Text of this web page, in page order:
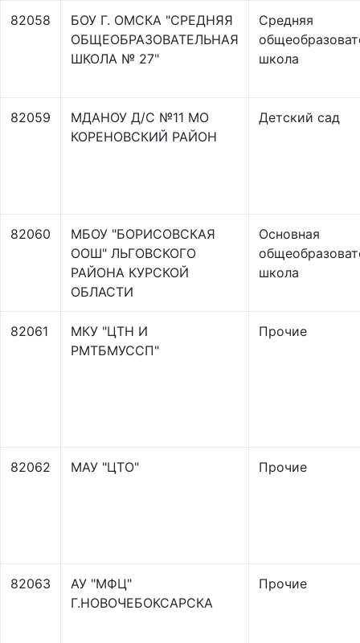
82058
БОУ Г. ОМСКА "СРЕДНЯЯ
ОБЩЕОБРАЗОВАТЕЛЬНАЯ
ШКОЛА № 27"
Средняя
школа
82059
МДАНОУ Д/С №11 МО
КОРЕНОВСКИЙ РАЙОН
Детский сад
82060
МБОУ "БОРИСОВСКАЯ
ООШ" ЛЬГОВСКОГО
РАЙОНА КУРСКОЙ
ОБЛАСТИ
Основная
школа
82061
МКУ "ЦТН И
РМТБМУССП"
Прочие
82062 МАУ "ЦТО" Прочие
82063
АУ "МФЦ"
Г.НОВОЧЕБОКСАРСКА
Прочие